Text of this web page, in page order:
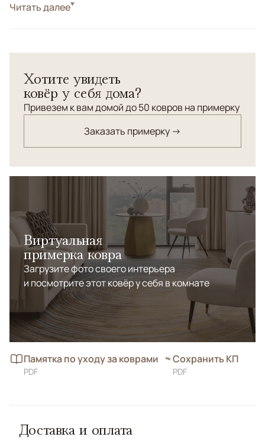
СтильКлассические
категории, обладающей ярко выраженным
шелковистым эффектом. Соблюдены все нюансы
традиционной технологии ручного ковроткачества.
Читать далее
Хотите увидеть
ковёр у себя дома?
Привезем к вам домой до 50 ковров на примерку
Заказать примерку →
Виртуальная
примерка ковра
Загрузите фото своего интерьера
и посмотрите этот ковёр у себя в комнате
Памятка по уходу за коврами
PDF
Сохранить КП
PDF
Доставка и оплата